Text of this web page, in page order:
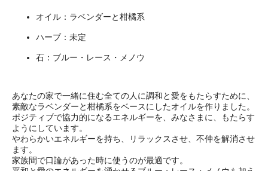
オイル：ラベンダーと柑橘系
ハーブ：未定
石：ブルー・レース・メノウ
あなたの家で一緒に住む全ての人に調和と愛をもたらすために、
素敵なラベンダーと柑橘系をベースにしたオイルを作りました。
ポジティブで協力的になるエネルギーを、みなさまに、もたらす
ようにしています。
やわらかいエネルギーを持ち、リラックスさせ、不仲を解消させ
ます。
家族間で口論があった時に使うのが最適です。